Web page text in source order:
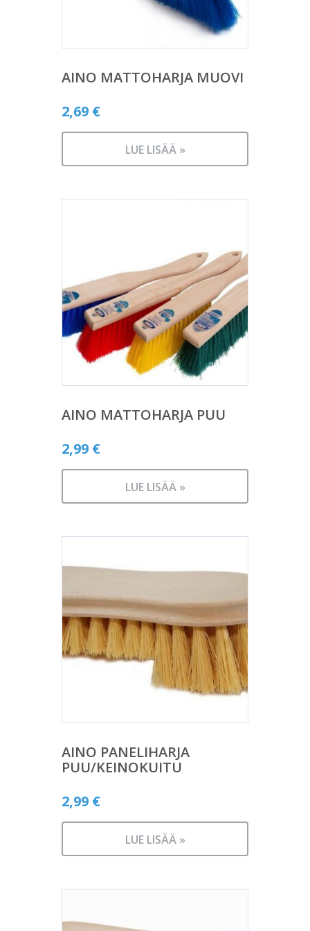
AINO MATTOHARJA MUOVI
2,69 €
LUE LISÄÄ »
AINO MATTOHARJA PUU
2,99 €
LUE LISÄÄ »
AINO PANELIHARJA
PUU/KEINOKUITU
2,99 €
LUE LISÄÄ »